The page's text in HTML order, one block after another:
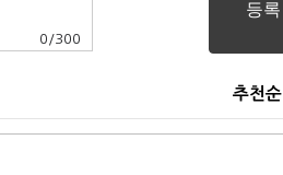
0 /300
추천순